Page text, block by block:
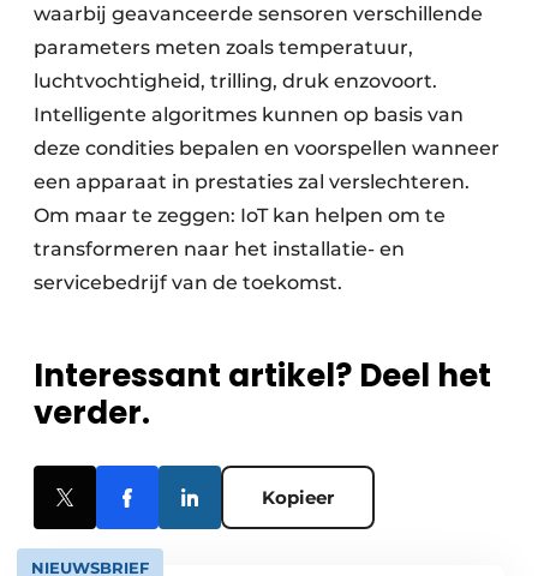
waarbij geavanceerde sensoren verschillende
parameters meten zoals temperatuur,
luchtvochtigheid, trilling, druk enzovoort.
Intelligente algoritmes kunnen op basis van
deze condities bepalen en voorspellen wanneer
een apparaat in prestaties zal verslechteren.
Om maar te zeggen: IoT kan helpen om te
transformeren naar het installatie- en
servicebedrijf van de toekomst.
Interessant artikel? Deel het
verder.
Kopieer
NIEUWSBRIEF